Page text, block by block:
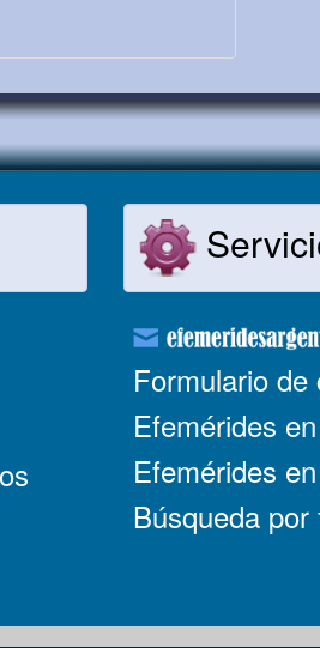
Formulario de
Efemérides
Efemérides
Búsqueda por